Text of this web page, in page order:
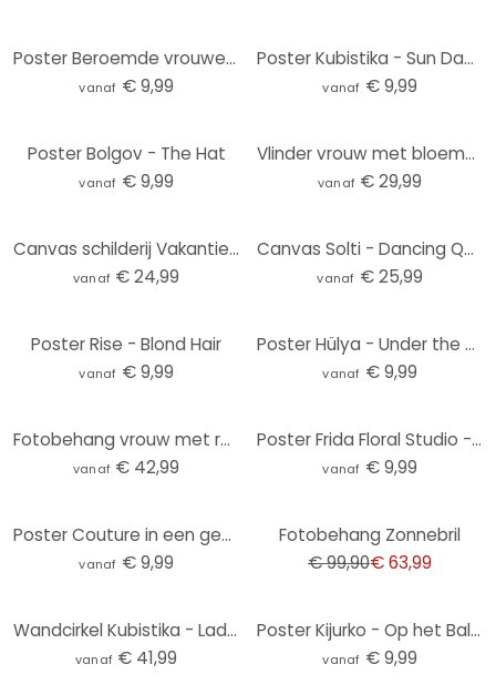
Poster Beroemde vrouwen in de kunst - Tohmé
vanaf € 9,99
Poster Kubistika - Sun Dance
vanaf € 9,99
Poster Bolgov - The Hat
vanaf € 9,99
Vlinder vrouw met bloemenkrans Fotobehang - Hülya - Rond - zelfklevend/niet-geweven
vanaf € 29,99
Canvas schilderij Vakantie op het balkon - Tomljanovic
vanaf € 24,99
Canvas Solti - Dancing Queen
vanaf € 25,99
Poster Rise - Blond Hair
vanaf € 9,99
Poster Hülya - Under the stars
vanaf € 9,99
Fotobehang vrouw met retro klaproos bloemen - Hülya
vanaf € 42,99
Poster Frida Floral Studio - Vrouwensilhouet met Lelies
vanaf € 9,99
Poster Couture in een gestreepte look - Treechild
vanaf € 9,99
Fotobehang Zonnebril
€ 99,90€ 63,99
Wandcirkel Kubistika - Lady in Black
vanaf € 41,99
Poster Kijurko - Op het Balkon
vanaf € 9,99